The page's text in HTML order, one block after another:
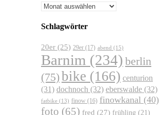
Archiv
Schlagwörter
20er (25) 29er (17) abend (15)
Barnim (234) berlin
(75)bike (166) centurion
(31) dochnoch (32) eberswalde (32)
fatbike (13) finow (16) finowkanal (40)
foto (65) fred (27) frühling (21)